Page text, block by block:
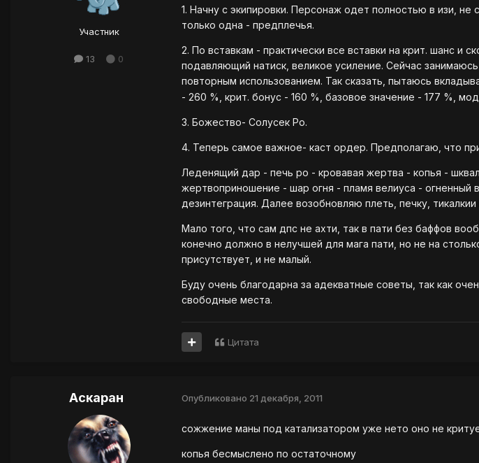
Участник
13 0
1. Начну с экипировки. Персонаж одет полностью в изи,
только одна - предплечья.
2. По вставкам - практически все вставки на крит. шанс и
подавляющий натиск, великое усиление. Сейчас
повторным использованием. Так сказать, пытаюсь
- 260 %, крит. бонус - 160 %, базовое значение - 177 %,
3. Божество- Солусек Ро.
4. Теперь самое важное- каст ордер. Предполагаю, что
Леденящий дар - печь ро - кровавая жертва - копья -
жертвоприношение - шар огня - пламя велиуса -
дезинтеграция. Далее возобновляю плеть, печку,
Мало того, что сам дпс не ахти, так в пати без баффов
конечно должно в нелучшей для мага пати, но не на
присутствует, и не малый.
Буду очень благодарна за адекватные советы, так как
свободные места.
Цитата
Аскаран Опубликовано 21 декабря, 2011
сожжение маны под катализатором уже нето оно не
копья бесмыслено по остаточному